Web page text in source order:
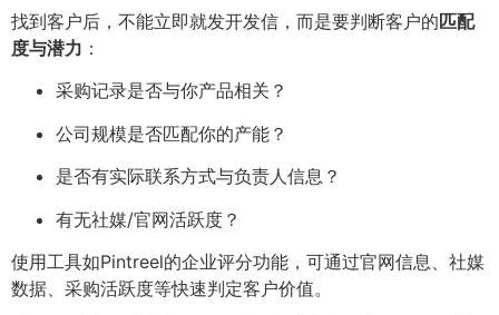
找到客户后，不能立即就发开发信，而是要判断客户的匹配
度与潜力 ：
采购记录是否与你产品相关？
公司规模是否匹配你的产能？
是否有实际联系方式与负责人信息？
有无社媒/官网活跃度？
使用工具如Pintreel的企业评分功能，可通过官网信息、社媒
数据、采购活跃度等快速判定客户价值。